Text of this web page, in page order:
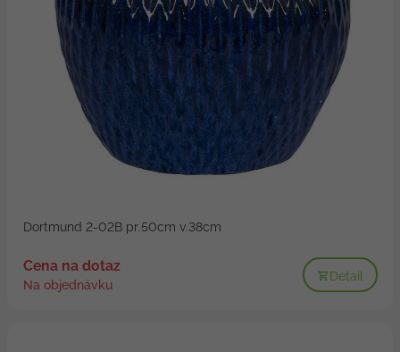
Dortmund 2-02B pr.50cm v.38cm
Cena na dotaz
Na objednávku
Detail